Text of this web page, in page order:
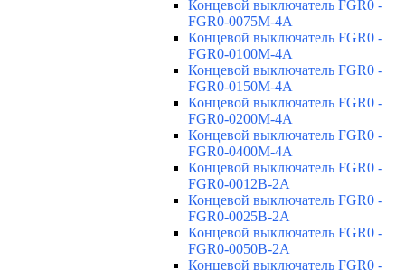
Концевой выключатель FGR0 -
FGR0-0075M-4A
Концевой выключатель FGR0 -
FGR0-0100M-4A
Концевой выключатель FGR0 -
FGR0-0150M-4A
Концевой выключатель FGR0 -
FGR0-0200M-4A
Концевой выключатель FGR0 -
FGR0-0400M-4A
Концевой выключатель FGR0 -
FGR0-0012B-2A
Концевой выключатель FGR0 -
FGR0-0025B-2A
Концевой выключатель FGR0 -
FGR0-0050B-2A
Концевой выключатель FGR0 -